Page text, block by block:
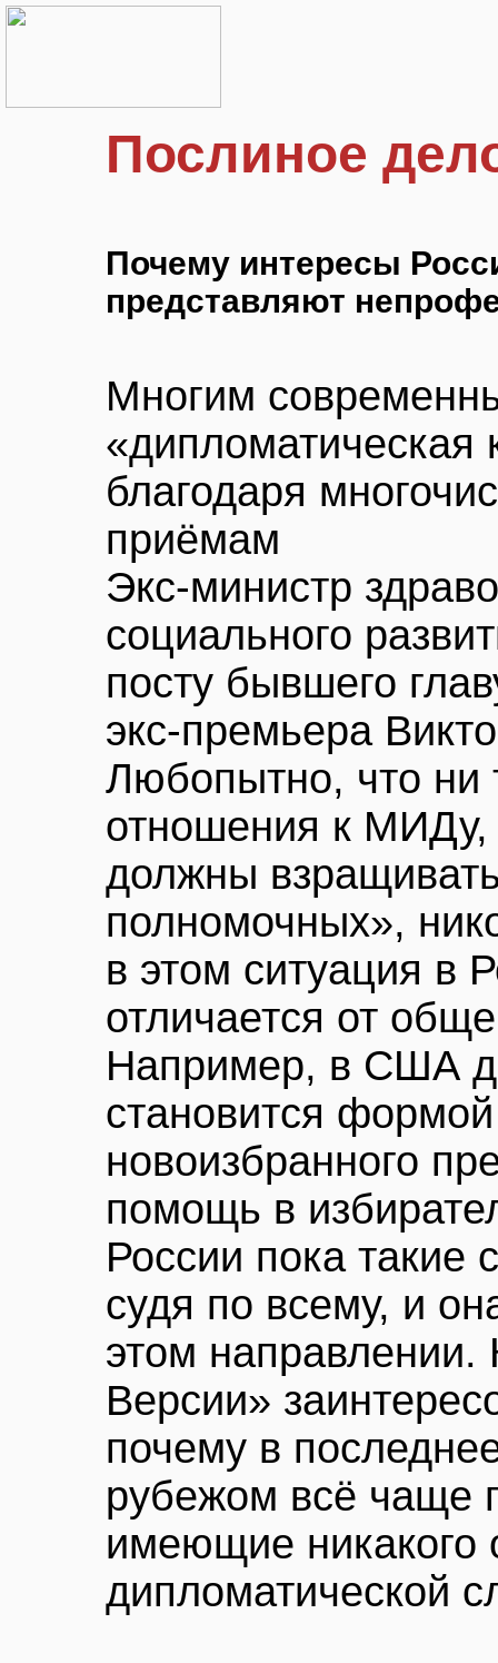
Послиное
Почему интересы
представляют
Многим
«дипломатическая
благодаря
приёмам
Экс-министр
социального
посту бывшего
экс-премьера
Любопытно, что ни
отношения к МИДу,
должны
полномочных»,
в этом ситуация в
отличается от
Например, в США
становится
новоизбранного
помощь в
России пока такие
судя по всему, и
этом
Версии»
почему в
рубежом всё чаще
имеющие никакого
дипломатической